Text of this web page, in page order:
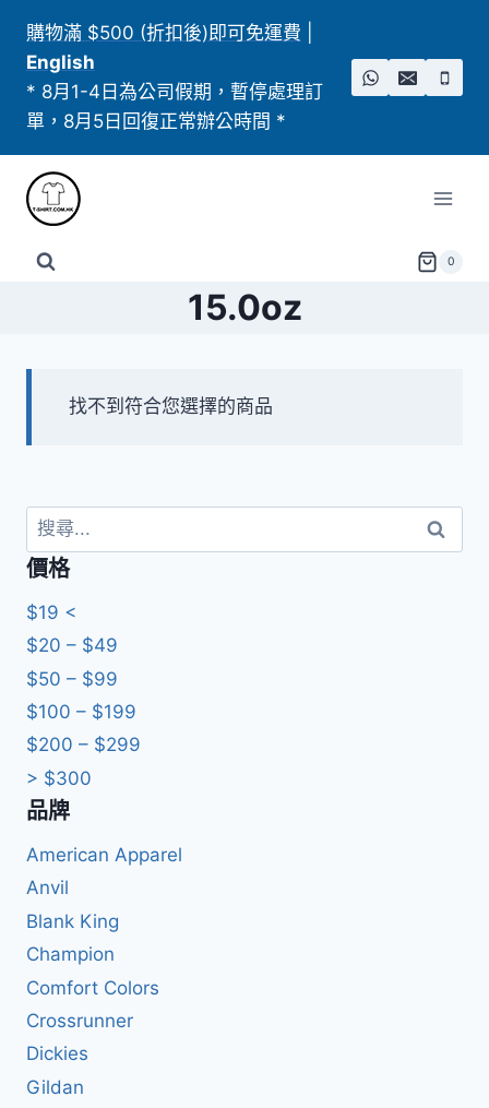
content
購物滿 $500 (折扣後)即可免運費
English
* 8月1-4日為公司假期，暫停處理訂
單，8月5日回復正常辦公時間 *
0
15.0oz
找不到符合您選擇的商品
搜
尋
關
鍵
字:
價格
$19 <
$20 – $49
$50 – $99
$100 – $199
$200 – $299
> $300
品牌
American Apparel
Anvil
Blank King
Champion
Comfort Colors
Crossrunner
Dickies
Gildan